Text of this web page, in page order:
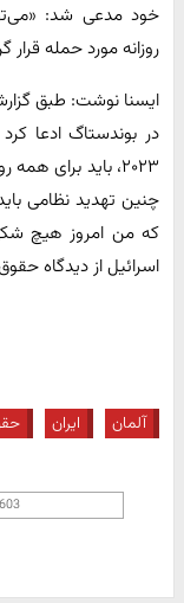
خود مدعی شد:
روزانه مورد حمله
ایسنا نوشت: طبق
در بوندستاگ ادعا
۲۰۲۳، باید
چنین تهدید نظامی
که من امروز هیچ
اسرائیل از دیدگاه
آلمان ایران